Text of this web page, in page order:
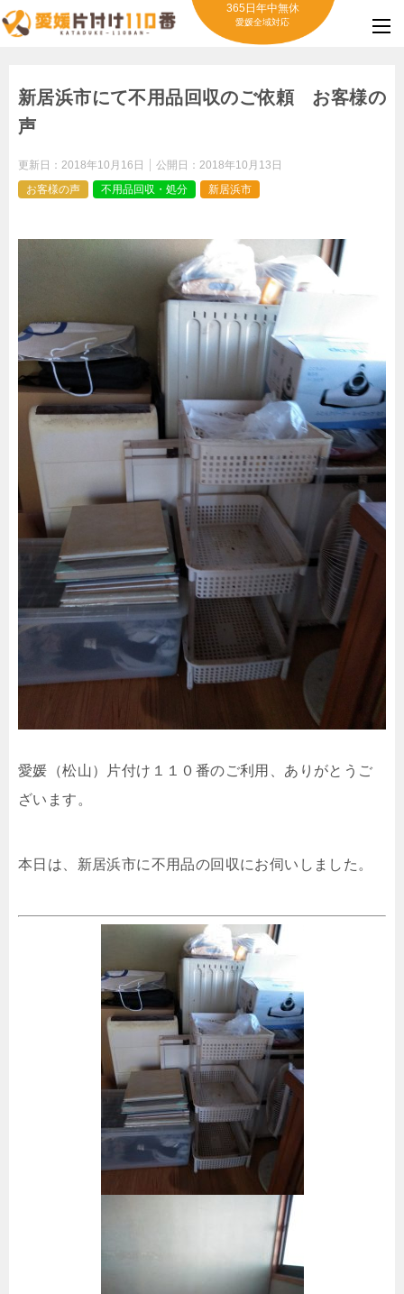
365日年中無休
愛媛全域対応
新居浜市にて不用品回収のご依頼 お客様の
声
更新日： 2018年10月16日 公開日： 2018年10月13日
お客様の声
不用品回収・処分 新居浜市
愛媛（松山）片付け１１０番のご利用、ありがとうご
ざいます。
本日は、新居浜市に不用品の回収にお伺いしました。